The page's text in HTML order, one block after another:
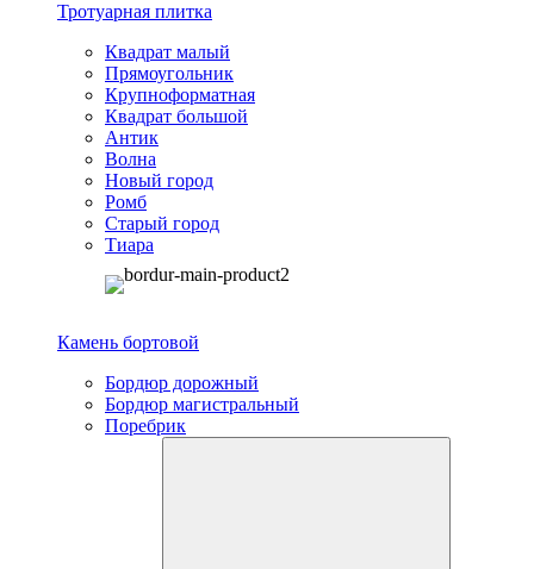
Тротуарная плитка
Квадрат малый
Прямоугольник
Крупноформатная
Квадрат большой
Антик
Волна
Новый город
Ромб
Старый город
Тиара
Камень бортовой
Бордюр дорожный
Бордюр магистральный
Поребрик